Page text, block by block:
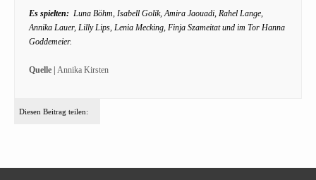
Es spielten: Luna Böhm, Isabell Golik, Amira Jaouadi, Rahel Lange,
Annika Lauer, Lilly Lips, Lenia Mecking, Finja Szameitat und im Tor Hanna
Goddemeier.
Quelle | Annika Kirsten
Diesen Beitrag teilen: